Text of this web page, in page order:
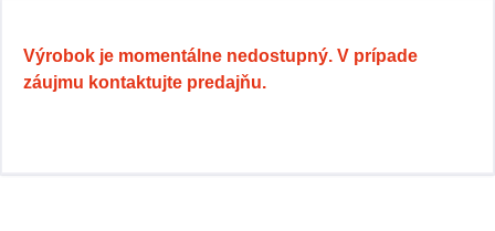
Výrobok je momentálne nedostupný. V prípade
záujmu kontaktujte predajňu.